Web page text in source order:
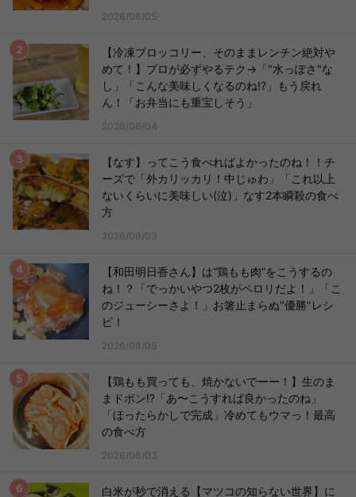
2026/08/05
【冷凍ブロッコリー、そのままレンチン絶対や
めて！】プロが必ずやるテク→「"水っぽさ"な
し」「こんな美味しくなるのね!?」もう戻れ
ん！「お弁当にも重宝しそう」
2026/08/04
【なす】ってこう食べればよかったのね！！チ
ーズで「外カリッカリ！中じゅわ」「これ以上
ないくらいに美味しい(泣)」なす2本瞬殺の食べ
方
2026/08/03
【和田明日香さん】は“鶏もも肉”をこうするの
ね！？「でっかいやつ2枚がペロリだよ！」「こ
のジューシーさよ！」お箸止まらぬ"優勝"レシ
ピ！
2026/08/05
【鶏もも買っても、焼かないでーー！】生のま
まドボン!?「あ〜こうすれば良かったのね」
「ほったらかしで完成」冷めてもウマっ！最高
の食べ方
2026/08/03
白米が秒で消える【マツコの知らない世界】に